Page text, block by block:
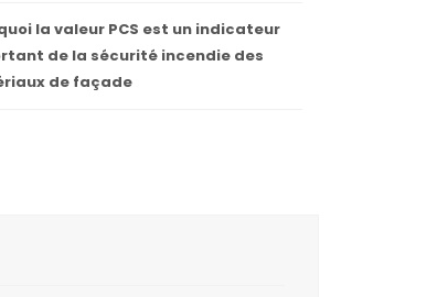
la valeur PCS est un indicateur
de la sécurité incendie des
de façade